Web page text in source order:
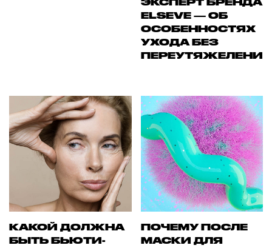
ELSEVE — ОБ
ОСОБЕННОСТЯХ
УХОДА БЕЗ
ПЕРЕУТЯЖЕЛЕНИЯ
КАКОЙ ДОЛЖНА
БЫТЬ БЬЮТИ-
ПОЧЕМУ ПОСЛЕ
МАСКИ ДЛЯ